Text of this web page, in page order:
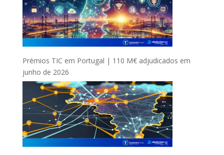
Prémios TIC em Portugal | 110 M€ adjudicados em
junho de 2026